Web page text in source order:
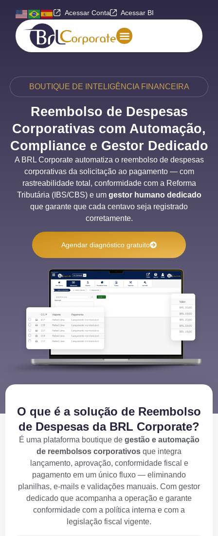
Acessar Conta Acessar BI
BOUTIQUE DE INTELIGÊNCIA FINANCEIRA
Reembolso de Despesas
Corporativas com Automação,
Compliance e Gestor Dedicado
A BRL Corporate automatiza o reembolso de despesas
corporativas da solicitação ao pagamento — com
rastreabilidade total, conformidade com a Reforma
Tributária (IBS/CBS) e um gestor humano dedicado
que garante que cada centavo seja registrado
corretamente.
Agendar diagnóstico gratuito
O que é a solução de Reembolso
de Despesas da BRL Corporate?
É uma plataforma boutique de gestão e automação
de reembolsos corporativos que integra
lançamento, aprovação, conformidade fiscal e
pagamento em um único fluxo — eliminando
planilhas, e-mails e validações manuais. Com gestor
dedicado que acompanha a operação e garante
conformidade com a política interna e com a
legislação fiscal vigente.